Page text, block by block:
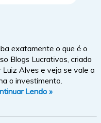
exatamente o que é o
Blogs Lucrativos, criado
Luiz Alves e veja se vale a
o investimento.
Lendo »